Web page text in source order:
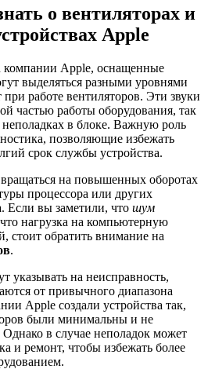
о вентиляторах и
Apple
компании Apple, оснащенные
выделяться разными уровнями
работе вентиляторов. Эти звуки
частью работы оборудования, так
в блоке. Важную роль
позволяющие избежать
срок службы устройства.
на повышенных оборотах
процессора или других
Если вы заметили, что шум
нагрузка на компьютерную
стоит обратить внимание на
.
на неисправность,
от привычного диапазона
Apple создали устройства так,
были минимальны и не
Однако в случае неполадок может
и ремонт, чтобы избежать более